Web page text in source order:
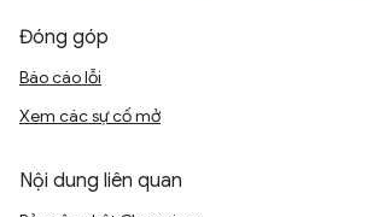
Đóng góp
Báo cáo lỗi
Xem các sự cố mở
Nội dung liên quan